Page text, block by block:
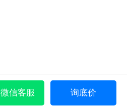
微信客服 询底价